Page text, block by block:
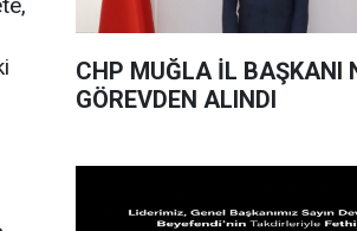
CHP MUĞLA İL BAŞKANI NAİL KIZIL
GÖREVDEN ALINDI